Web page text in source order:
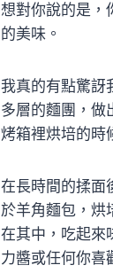
想對你說的是，
的美味。
我真的有點驚訝
多層的麵團，做
烤箱裡烘培的時
在長時間的揉面
於羊角麵包，烘
在其中，吃起來
力醬或任何你喜